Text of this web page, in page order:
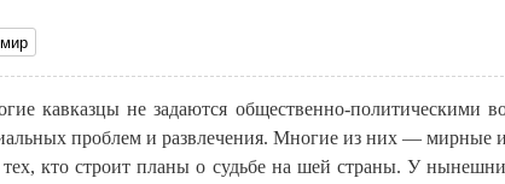
кавказцы не задаются общественно-
проблем и развлечения. Многие из них — мирные
кто строит планы о судьбе на шей страны. У